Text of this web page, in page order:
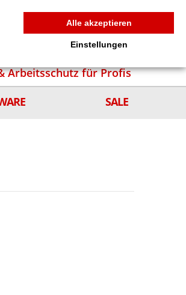
MEIN WARENKORB 0
Arbeitsschutz für Profis
SALE
Alle akzeptieren
Einstellungen